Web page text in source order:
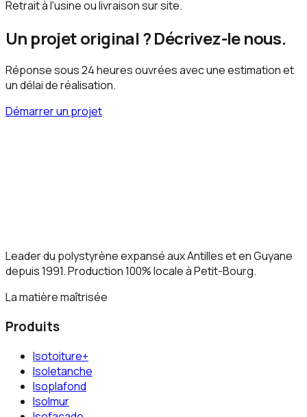
Retrait à l'usine ou livraison sur site.
Un projet original ? Décrivez-le nous.
Réponse sous 24 heures ouvrées avec une estimation et
un délai de réalisation.
Démarrer un projet
Leader du polystyrène expansé aux Antilles et en Guyane
depuis 1991. Production 100% locale à Petit-Bourg.
La matière maîtrisée
Produits
Isotoiture+
Isoletanche
Isoplafond
Isolmur